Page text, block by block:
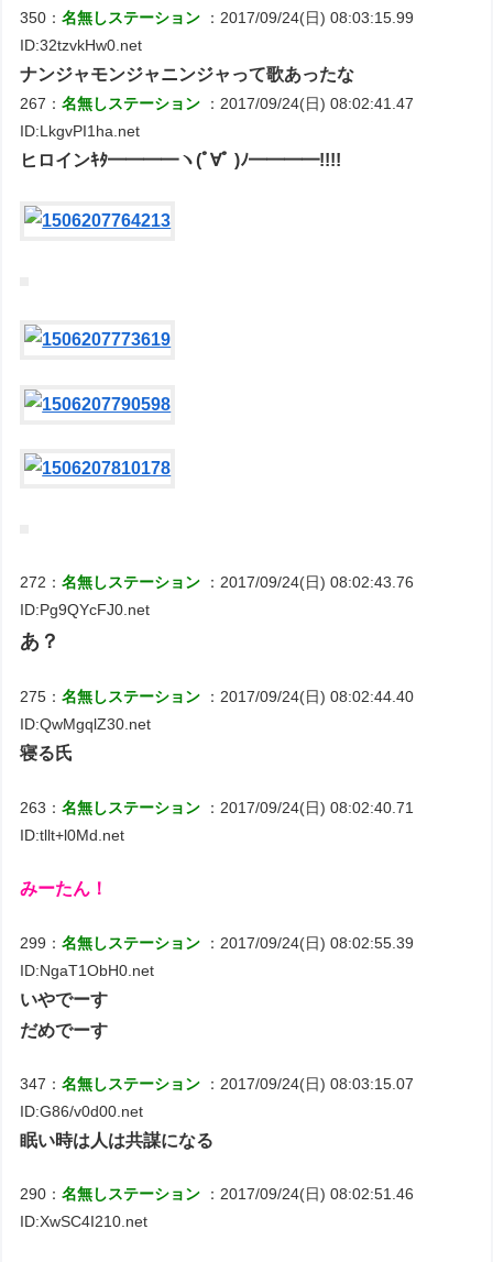
350：名無しステーション
：2017/09/24(日) 08:03:15.99
ID:32tzvkHw0.net
ナンジャモンジャニンジャって歌あったな
267：名無しステーション
：2017/09/24(日) 08:02:41.47
ID:LkgvPI1ha.net
ヒロインｷﾀ━━━━ヽ(ﾟ∀ﾟ )ﾉ━━━━!!!!
272：名無しステーション
：2017/09/24(日) 08:02:43.76
ID:Pg9QYcFJ0.net
あ？
275：名無しステーション
：2017/09/24(日) 08:02:44.40
ID:QwMgqlZ30.net
寝る氏
263：名無しステーション
：2017/09/24(日) 08:02:40.71
ID:tllt+l0Md.net
みーたん！
299：名無しステーション
：2017/09/24(日) 08:02:55.39
ID:NgaT1ObH0.net
いやでーす
だめでーす
347：名無しステーション
：2017/09/24(日) 08:03:15.07
ID:G86/v0d00.net
眠い時は人は共謀になる
290：名無しステーション
：2017/09/24(日) 08:02:51.46
ID:XwSC4I210.net